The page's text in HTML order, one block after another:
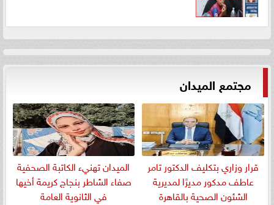
مجتمع الميدان
قرار وزاري بتكليف الدكتور تامر
عاطف مدكور مديرًا لمديرية
الشئون الصحية بالقاهرة
الميدان تهنيء الكاتبة الصحفية
صفاء الشاطر بنجاج كريمة أخيها
في الثانوية العامة